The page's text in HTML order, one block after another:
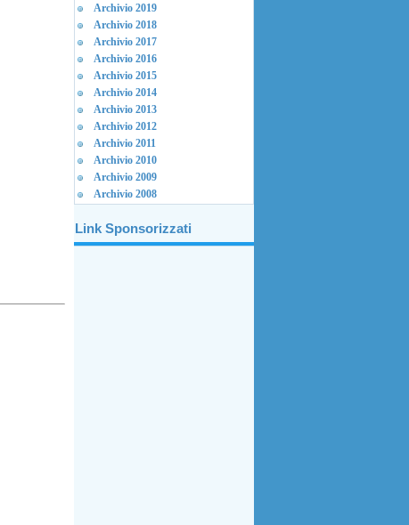
Archivio 2019
Archivio 2018
Archivio 2017
Archivio 2016
Archivio 2015
Archivio 2014
Archivio 2013
Archivio 2012
Archivio 2011
Archivio 2010
Archivio 2009
Archivio 2008
Link Sponsorizzati